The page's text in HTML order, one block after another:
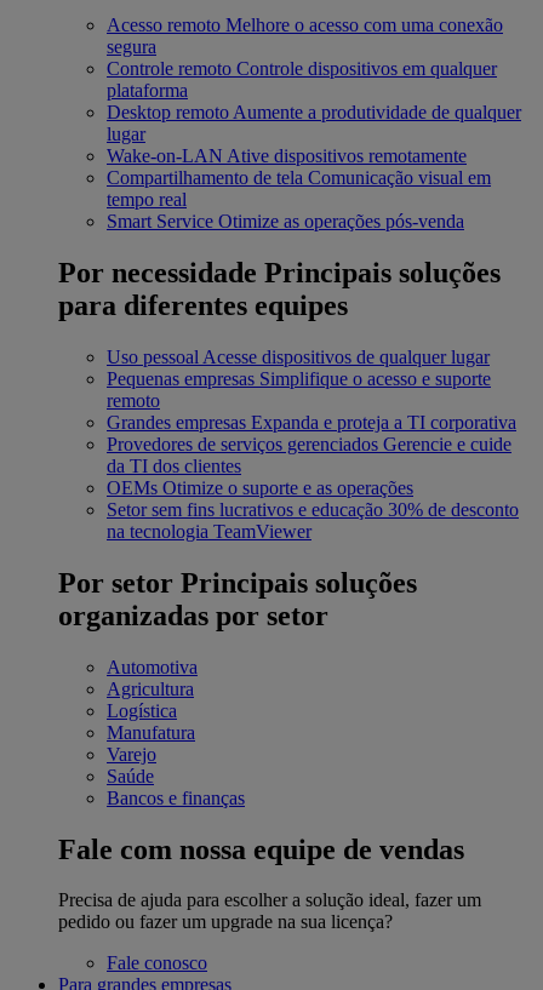
Acesso remoto Melhore o acesso com uma conexão
segura
Controle remoto Controle dispositivos em qualquer
plataforma
Desktop remoto Aumente a produtividade de qualquer
lugar
Wake-on-LAN Ative dispositivos remotamente
Compartilhamento de tela Comunicação visual em
tempo real
Smart Service Otimize as operações pós-venda
Por necessidade Principais soluções
para diferentes equipes
Uso pessoal Acesse dispositivos de qualquer lugar
Pequenas empresas Simplifique o acesso e suporte
remoto
Grandes empresas Expanda e proteja a TI corporativa
Provedores de serviços gerenciados Gerencie e cuide
da TI dos clientes
OEMs Otimize o suporte e as operações
Setor sem fins lucrativos e educação 30% de desconto
na tecnologia TeamViewer
Por setor Principais soluções
organizadas por setor
Automotiva
Agricultura
Logística
Manufatura
Varejo
Saúde
Bancos e finanças
Fale com nossa equipe de vendas
Precisa de ajuda para escolher a solução ideal, fazer um
pedido ou fazer um upgrade na sua licença?
Fale conosco
Para grandes empresas